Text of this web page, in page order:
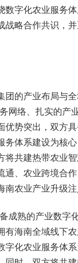
数字化农业服务
战略合作共识，
的产业布局与全
网络、扎实的产
优势突出，双方
务体系建设为核
将共建热带农业
通、农业跨境合
农业产业升级注
熟的产业数字
有海南全域线下
字化农业服务体